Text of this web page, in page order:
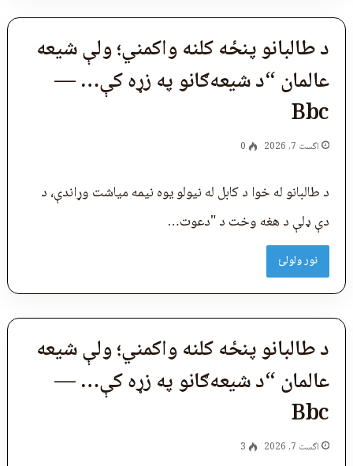
د طالبانو پنځه کلنه واکمني؛ ولې شیعه
عالمان “د شیعه‌ګانو په زړه کې… —
Bbc
اگست 7, 2026 0
د طالبانو له خوا د کابل له نیولو یوه نیمه میاشت وړاندې، د
دې ډلې د هغه وخت د "دعوت…
نور ولولئ
د طالبانو پنځه کلنه واکمني؛ ولې شیعه
عالمان “د شیعه‌ګانو په زړه کې… —
Bbc
اگست 7, 2026 3